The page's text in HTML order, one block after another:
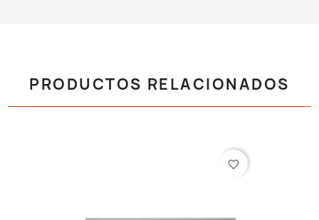
PRODUCTOS RELACIONADOS
favorite_border